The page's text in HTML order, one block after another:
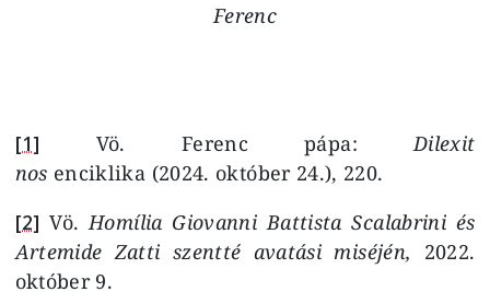
Ferenc
[1] Vö. Ferenc pápa: Dilexit
nos enciklika (2024. október 24.), 220.
[2] Vö. Homília Giovanni Battista Scalabrini és
Artemide Zatti szentté avatási miséjén, 2022.
október 9.